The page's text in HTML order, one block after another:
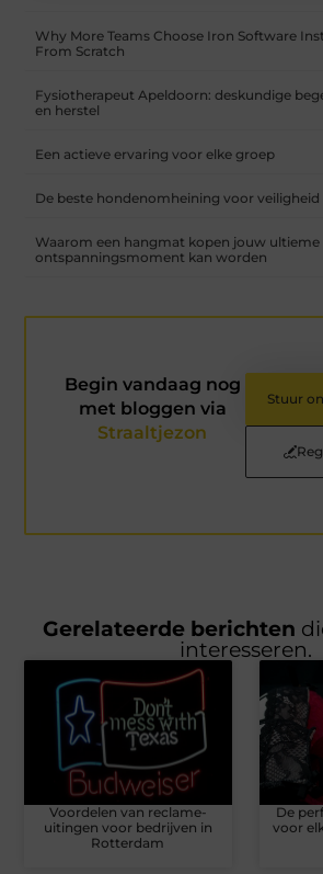
Why More Teams Choose Iron Software
From Scratch
Fysiotherapeut Apeldoorn: deskundige
en herstel
Een actieve ervaring voor elke groep
De beste hondenomheining voor veiligheid
Waarom een hangmat kopen jouw ultieme
ontspanningsmoment kan worden
Begin vandaag nog
met bloggen via
Straaltjezon
Stuur
Gerelateerde berichten
interesseren.
Voordelen van reclame-
uitingen voor bedrijven in
Rotterdam
De
voor